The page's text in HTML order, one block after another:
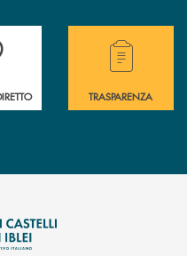
. di assistenza immediata?
Hai bisogno di
TRASPARENZA